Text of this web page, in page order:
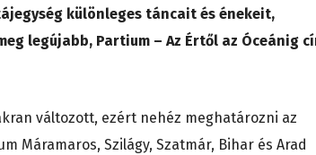
különleges táncait és énekeit,
legújabb, Partium – Az Értől az Óceánig
változott, ezért nehéz meghatározni az
Máramaros, Szilágy, Szatmár, Bihar és Arad